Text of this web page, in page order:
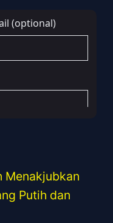
Menakjubkan
Putih dan